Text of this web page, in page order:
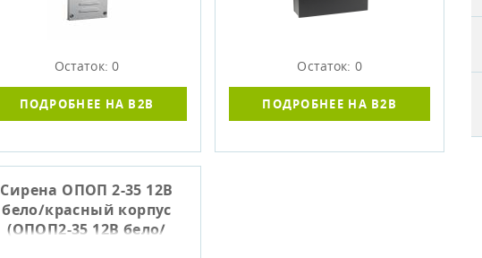
Остаток: 0
ПОДРОБНЕЕ НА B2B
Остаток: 0
ПОДРОБНЕЕ НА B2B
Сирена ОПОП 2-35 12В
бело/красный корпус
(ОПОП2-35 12В бело/